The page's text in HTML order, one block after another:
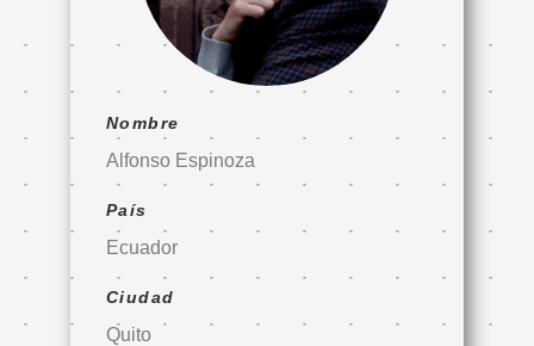
Nombre
Alfonso Espinoza
País
Ecuador
Ciudad
Quito